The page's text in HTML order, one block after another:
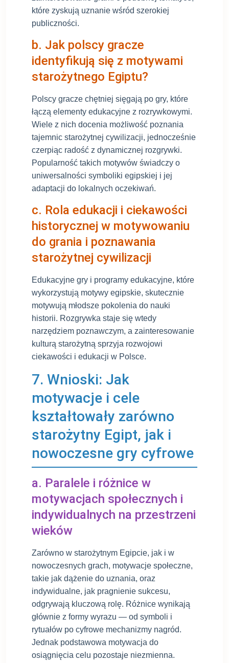
które zyskują uznanie wśród szerokiej
publiczności.
b. Jak polscy gracze
identyfikują się z motywami
starożytnego Egiptu?
Polscy gracze chętniej sięgają po gry, które
łączą elementy edukacyjne z rozrywkowymi.
Wiele z nich docenia możliwość poznania
tajemnic starożytnej cywilizacji, jednocześnie
czerpiąc radość z dynamicznej rozgrywki.
Popularność takich motywów świadczy o
uniwersalności symboliki egipskiej i jej
adaptacji do lokalnych oczekiwań.
c. Rola edukacji i ciekawości
historycznej w motywowaniu
do grania i poznawania
starożytnej cywilizacji
Edukacyjne gry i programy edukacyjne, które
wykorzystują motywy egipskie, skutecznie
motywują młodsze pokolenia do nauki
historii. Rozgrywka staje się wtedy
narzędziem poznawczym, a zainteresowanie
kulturą starożytną sprzyja rozwojowi
ciekawości i edukacji w Polsce.
7. Wnioski: Jak
motywacje i cele
kształtowały zarówno
starożytny Egipt, jak i
nowoczesne gry cyfrowe
a. Paralele i różnice w
motywacjach społecznych i
indywidualnych na przestrzeni
wieków
Zarówno w starożytnym Egipcie, jak i w
nowoczesnych grach, motywacje społeczne,
takie jak dążenie do uznania, oraz
indywidualne, jak pragnienie sukcesu,
odgrywają kluczową rolę. Różnice wynikają
głównie z formy wyrazu — od symboli i
rytuałów po cyfrowe mechanizmy nagród.
Jednak podstawowa motywacja do
osiągnięcia celu pozostaje niezmienna.